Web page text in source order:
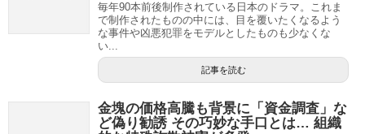
毎年90本前後制作されている日本のドラマ。これま
で制作されたものの中には、目を覆いたくなるよう
な事件や凶悪犯罪をモデルとしたものも少なくな
い...
記事を読む
金塊の価格高騰も背景に「資金調査」な
ど偽り勧誘 その巧妙な手口とは… 組織